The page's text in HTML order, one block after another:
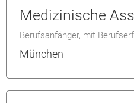
Medizinische
Berufsanfänger, mit
München